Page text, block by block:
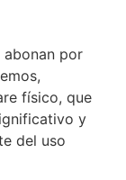
abonan por
físico, que
y
del uso